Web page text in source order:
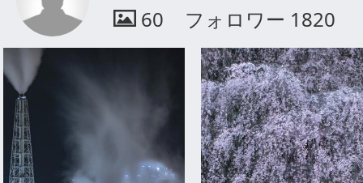
60
フォロワー 1820